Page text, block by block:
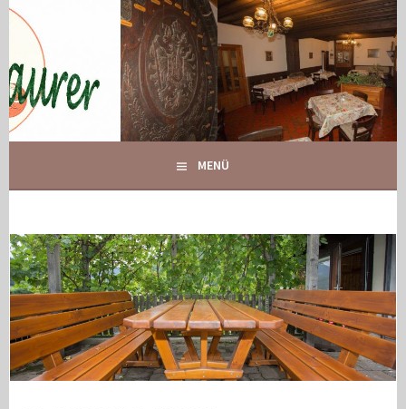
Springe
zum
Inhalt
GASTHOF MAURER
IHR GASTHOF IN GLOGGNITZ
MENÜ